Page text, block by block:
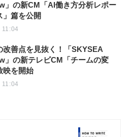
」の新CM「AI働き方分析レポー
」篇を公開
改善点を見抜く！「SKYSEA
」の新テレビCM「チームの変
映を開始